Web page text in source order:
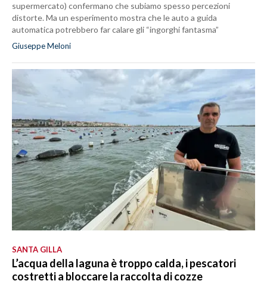
supermercato) confermano che subiamo spesso percezioni
distorte. Ma un esperimento mostra che le auto a guida
automatica potrebbero far calare gli “ingorghi fantasma”
Giuseppe Meloni
SANTA GILLA
L’acqua della laguna è troppo calda, i pescatori
costretti a bloccare la raccolta di cozze